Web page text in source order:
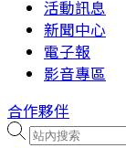
活動訊息
新聞中心
電子報
影音專區
合作夥伴